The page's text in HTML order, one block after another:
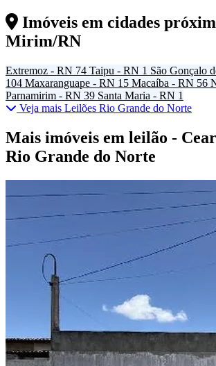
Imóveis em cidades
Mirim/RN
Extremoz - RN 74 Taipu - RN 1 São Gonçalo
104 Maxaranguape - RN 15 Macaíba - RN 56
Parnamirim - RN 39 Santa Maria - RN 1
Veja mais Leilões Rio Grande do Norte
Mais imóveis em leilão -
Rio Grande do Norte